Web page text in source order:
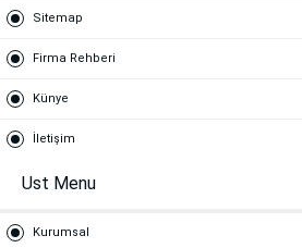
Sitemap
Firma Rehberi
Künye
İletişim
Ust Menu
Kurumsal